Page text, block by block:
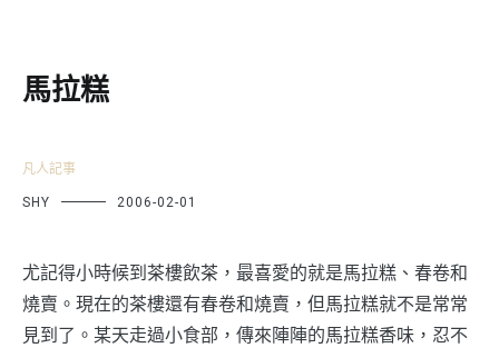
馬拉糕
凡人記事
SHY 2006-02-01
尤記得小時候到茶樓飲茶，最喜愛的就是馬拉糕、春卷和
燒賣。現在的茶樓還有春卷和燒賣，但馬拉糕就不是常常
見到了。某天走過小食部，傳來陣陣的馬拉糕香味，忍不